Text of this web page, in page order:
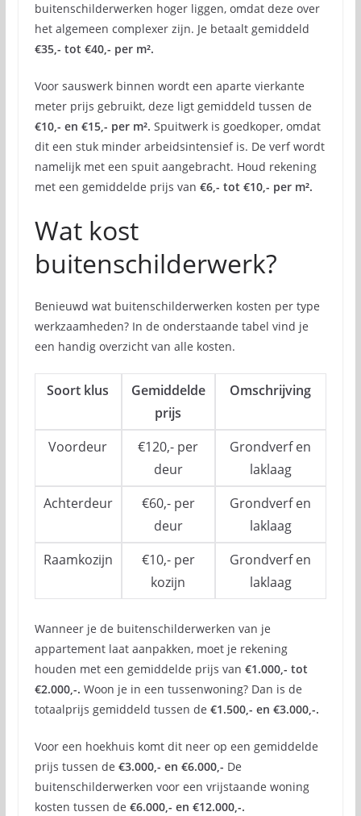
buitenschilderwerken hoger liggen, omdat deze over
het algemeen complexer zijn. Je betaalt gemiddeld
€35,- tot €40,- per m².
Voor sauswerk binnen wordt een aparte vierkante
meter prijs gebruikt, deze ligt gemiddeld tussen de
€10,- en €15,- per m². Spuitwerk is goedkoper, omdat
dit een stuk minder arbeidsintensief is. De verf wordt
namelijk met een spuit aangebracht. Houd rekening
met een gemiddelde prijs van €6,- tot €10,- per m².
Wat kost
buitenschilderwerk?
Benieuwd wat buitenschilderwerken kosten per type
werkzaamheden? In de onderstaande tabel vind je
een handig overzicht van alle kosten.
Soort klus
Gemiddelde
prijs
Omschrijving
Voordeur
€120,- per
deur
Grondverf en
laklaag
Achterdeur
€60,- per
deur
Grondverf en
laklaag
Raamkozijn
€10,- per
kozijn
Grondverf en
laklaag
Wanneer je de buitenschilderwerken van je
appartement laat aanpakken, moet je rekening
houden met een gemiddelde prijs van €1.000,- tot
€2.000,-. Woon je in een tussenwoning? Dan is de
totaalprijs gemiddeld tussen de €1.500,- en €3.000,-.
Voor een hoekhuis komt dit neer op een gemiddelde
prijs tussen de €3.000,- en €6.000,- De
buitenschilderwerken voor een vrijstaande woning
kosten tussen de €6.000,- en €12.000,-.